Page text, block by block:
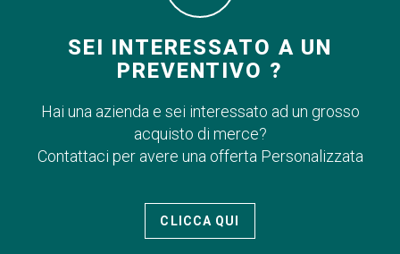
SEI INTERESSATO A UN
PREVENTIVO ?
Hai una azienda e sei interessato ad un grosso
acquisto di merce?
Contattaci per avere una offerta Personalizzata
CLICCA QUI